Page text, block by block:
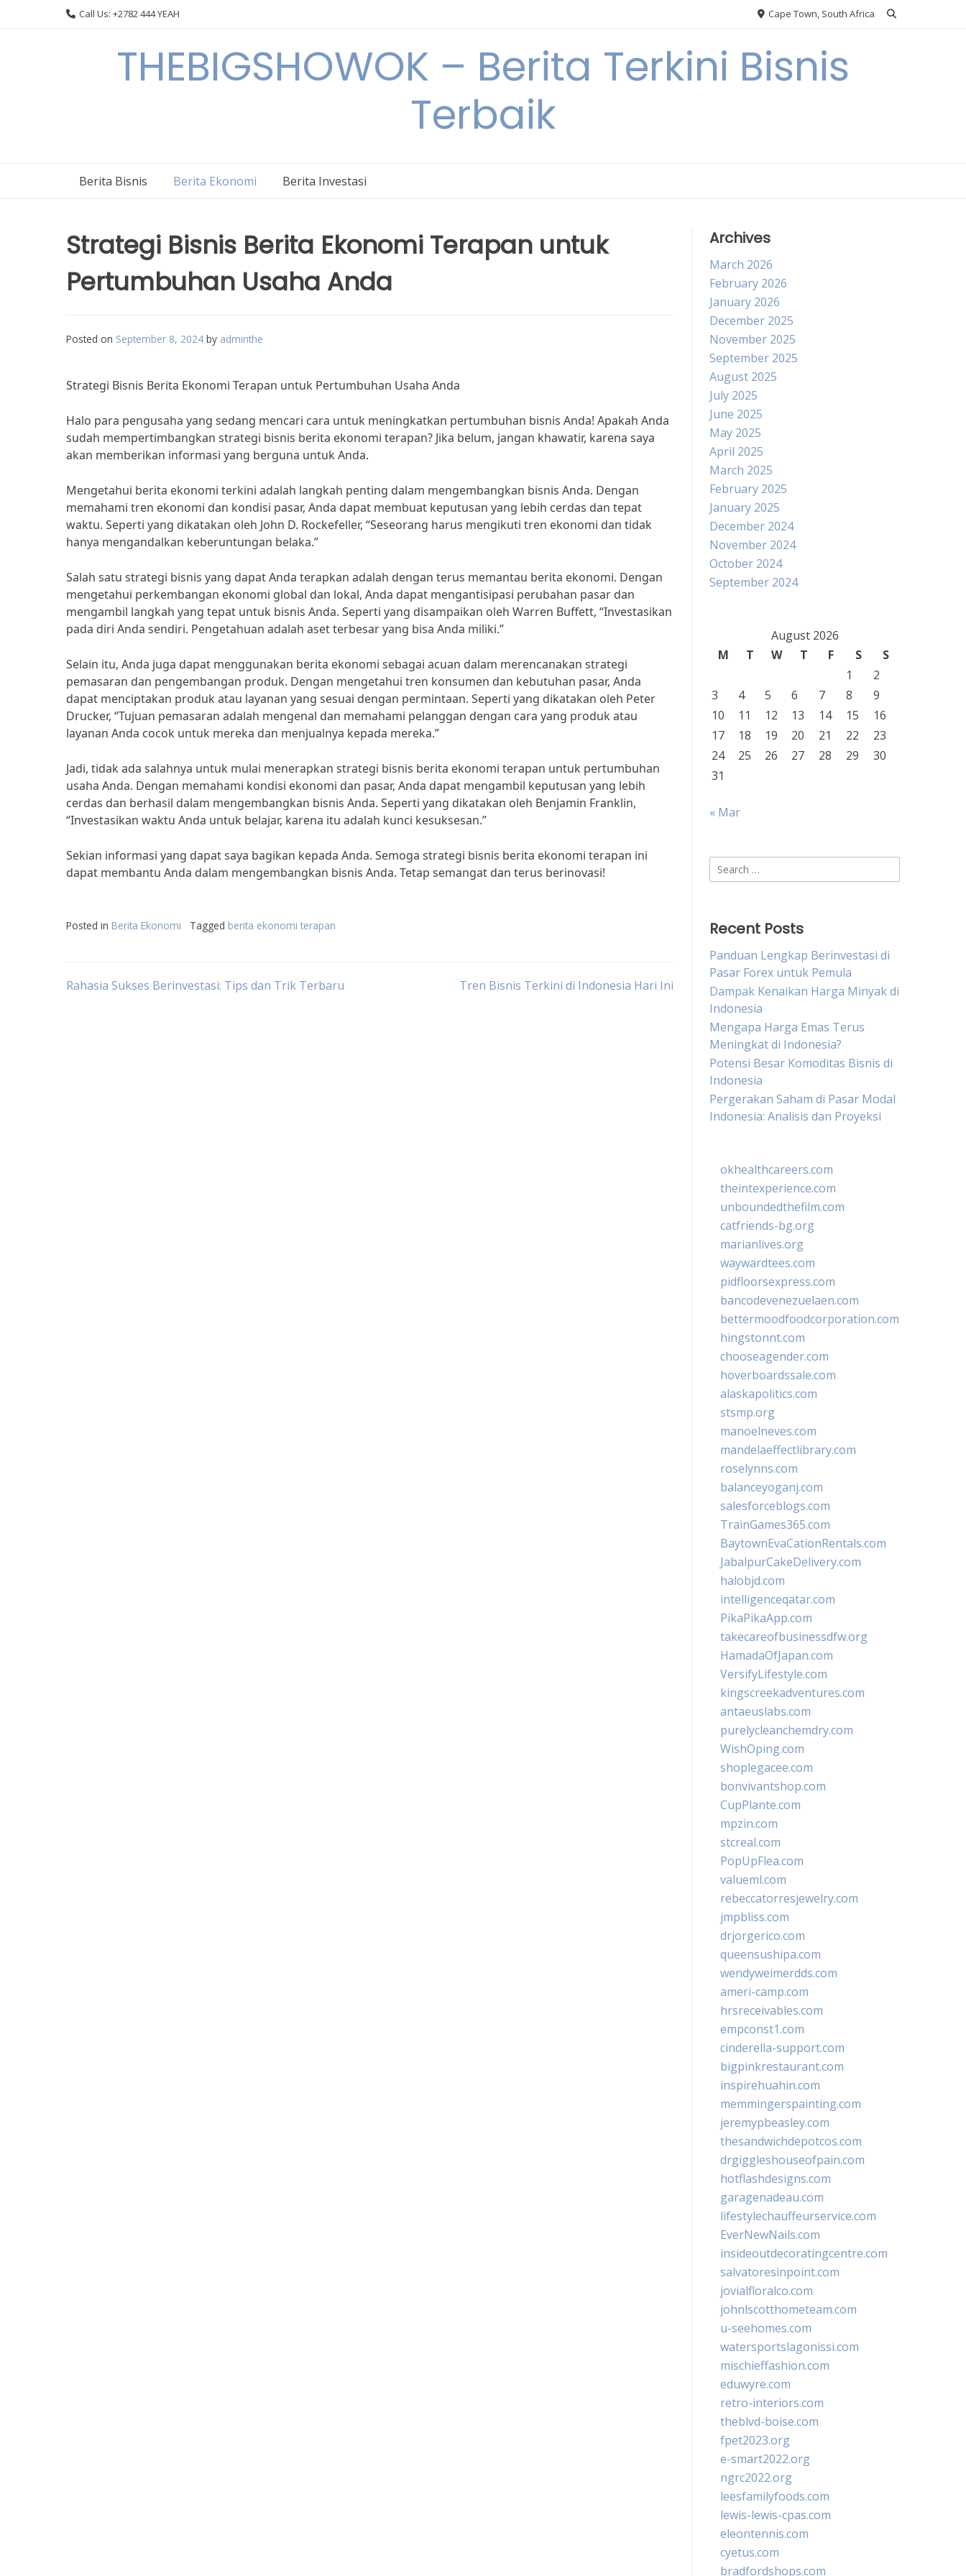
Call Us: +2782 444 YEAH Cape Town, South Africa
THEBIGSHOWOK – Berita Terkini Bisnis
Terbaik
Berita Bisnis Berita Ekonomi Berita Investasi
Strategi Bisnis Berita Ekonomi Terapan untuk
Pertumbuhan Usaha Anda
Posted on September 8, 2024 by adminthe
Strategi Bisnis Berita Ekonomi Terapan untuk Pertumbuhan Usaha Anda
Halo para pengusaha yang sedang mencari cara untuk meningkatkan pertumbuhan bisnis Anda! Apakah Anda
sudah mempertimbangkan strategi bisnis berita ekonomi terapan? Jika belum, jangan khawatir, karena saya
akan memberikan informasi yang berguna untuk Anda.
Mengetahui berita ekonomi terkini adalah langkah penting dalam mengembangkan bisnis Anda. Dengan
memahami tren ekonomi dan kondisi pasar, Anda dapat membuat keputusan yang lebih cerdas dan tepat
waktu. Seperti yang dikatakan oleh John D. Rockefeller, “Seseorang harus mengikuti tren ekonomi dan tidak
hanya mengandalkan keberuntungan belaka.”
Salah satu strategi bisnis yang dapat Anda terapkan adalah dengan terus memantau berita ekonomi. Dengan
mengetahui perkembangan ekonomi global dan lokal, Anda dapat mengantisipasi perubahan pasar dan
mengambil langkah yang tepat untuk bisnis Anda. Seperti yang disampaikan oleh Warren Buffett, “Investasikan
pada diri Anda sendiri. Pengetahuan adalah aset terbesar yang bisa Anda miliki.”
Selain itu, Anda juga dapat menggunakan berita ekonomi sebagai acuan dalam merencanakan strategi
pemasaran dan pengembangan produk. Dengan mengetahui tren konsumen dan kebutuhan pasar, Anda
dapat menciptakan produk atau layanan yang sesuai dengan permintaan. Seperti yang dikatakan oleh Peter
Drucker, “Tujuan pemasaran adalah mengenal dan memahami pelanggan dengan cara yang produk atau
layanan Anda cocok untuk mereka dan menjualnya kepada mereka.”
Jadi, tidak ada salahnya untuk mulai menerapkan strategi bisnis berita ekonomi terapan untuk pertumbuhan
usaha Anda. Dengan memahami kondisi ekonomi dan pasar, Anda dapat mengambil keputusan yang lebih
cerdas dan berhasil dalam mengembangkan bisnis Anda. Seperti yang dikatakan oleh Benjamin Franklin,
“Investasikan waktu Anda untuk belajar, karena itu adalah kunci kesuksesan.”
Sekian informasi yang dapat saya bagikan kepada Anda. Semoga strategi bisnis berita ekonomi terapan ini
dapat membantu Anda dalam mengembangkan bisnis Anda. Tetap semangat dan terus berinovasi!
Posted in Berita Ekonomi Tagged berita ekonomi terapan
Post
Rahasia Sukses Berinvestasi: Tips dan Trik Terbaru Tren Bisnis Terkini di Indonesia Hari Ini
Archives
March 2026
February 2026
January 2026
December 2025
November 2025
September 2025
August 2025
July 2025
June 2025
May 2025
April 2025
March 2025
February 2025
January 2025
December 2024
November 2024
October 2024
September 2024
August 2026
M
T W T F S
S
1
2
3
4 5 6 7 8
9
10
11 12 13 14 15
16
17
18 19 20 21 22
23
24
25 26 27 28 29
30
31
« Mar
Search
for:
Recent Posts
Panduan Lengkap Berinvestasi di
Pasar Forex untuk Pemula
Dampak Kenaikan Harga Minyak di
Indonesia
Mengapa Harga Emas Terus
Meningkat di Indonesia?
Potensi Besar Komoditas Bisnis di
Indonesia
Pergerakan Saham di Pasar Modal
Indonesia: Analisis dan Proyeksi
okhealthcareers.com
theintexperience.com
unboundedthefilm.com
catfriends-bg.org
marianlives.org
waywardtees.com
pidfloorsexpress.com
bancodevenezuelaen.com
bettermoodfoodcorporation.com
hingstonnt.com
chooseagender.com
hoverboardssale.com
alaskapolitics.com
stsmp.org
manoelneves.com
mandelaeffectlibrary.com
roselynns.com
balanceyoganj.com
salesforceblogs.com
TrainGames365.com
BaytownEvaCationRentals.com
JabalpurCakeDelivery.com
halobjd.com
intelligenceqatar.com
PikaPikaApp.com
takecareofbusinessdfw.org
HamadaOfJapan.com
VersifyLifestyle.com
kingscreekadventures.com
antaeuslabs.com
purelycleanchemdry.com
WishOping.com
shoplegacee.com
bonvivantshop.com
CupPlante.com
mpzin.com
stcreal.com
PopUpFlea.com
valueml.com
rebeccatorresjewelry.com
jmpbliss.com
drjorgerico.com
queensushipa.com
wendyweimerdds.com
ameri-camp.com
hrsreceivables.com
empconst1.com
cinderella-support.com
bigpinkrestaurant.com
inspirehuahin.com
memmingerspainting.com
jeremypbeasley.com
thesandwichdepotcos.com
drgiggleshouseofpain.com
hotflashdesigns.com
garagenadeau.com
lifestylechauffeurservice.com
EverNewNails.com
insideoutdecoratingcentre.com
salvatoresinpoint.com
jovialfloralco.com
johnlscotthometeam.com
u-seehomes.com
watersportslagonissi.com
mischieffashion.com
eduwyre.com
retro-interiors.com
theblvd-boise.com
fpet2023.org
e-smart2022.org
ngrc2022.org
leesfamilyfoods.com
lewis-lewis-cpas.com
eleontennis.com
cyetus.com
bradfordshops.com